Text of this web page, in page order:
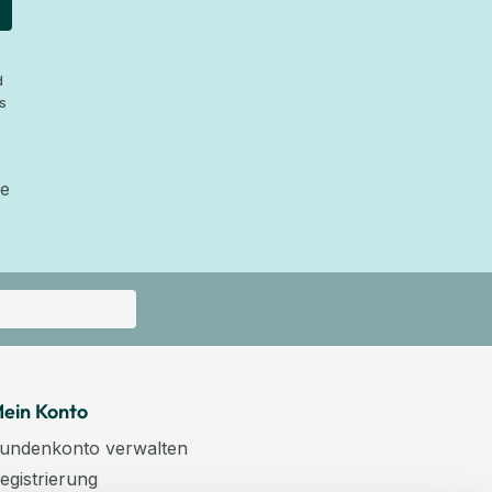
Konto
verwalten